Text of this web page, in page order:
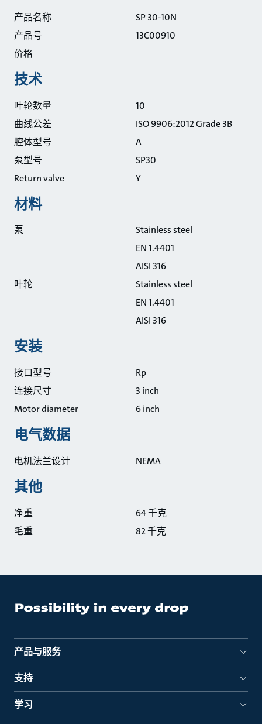
产品名称
SP 30-10N
产品号
13C00910
价格
技术
叶轮数量
10
曲线公差
ISO 9906:2012 Grade 3B
腔体型号
A
泵型号
SP30
Return valve
Y
材料
泵
Stainless steel
EN 1.4401
AISI 316
叶轮
Stainless steel
EN 1.4401
AISI 316
安装
接口型号
Rp
连接尺寸
3 inch
Motor diameter
6 inch
电气数据
电机法兰设计 NEMA
其他
净重
64 千克
毛重
82 千克
产品与服务
支持
学习